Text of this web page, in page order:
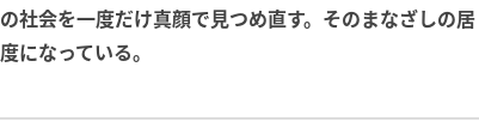
社会を一度だけ真顔で見つめ直す。そのまなざしの居
になっている。